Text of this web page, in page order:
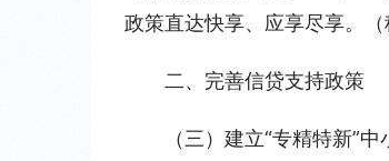
政策直达快享、应享尽享。（
二、完善信贷支持政策
（三）建立“专精特新”